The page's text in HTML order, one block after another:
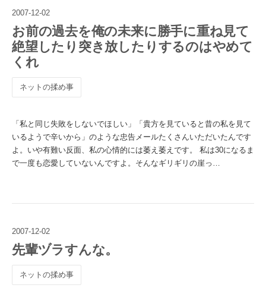
2007-12-02
お前の過去を俺の未来に勝手に重ね見て
絶望したり突き放したりするのはやめて
くれ
ネットの揉め事
「私と同じ失敗をしないでほしい」「貴方を見ていると昔の私を見て
いるようで辛いから」のような忠告メールたくさんいただいたんです
よ。いや有難い反面、私の心情的には萎え萎えです。 私は30になるま
で一度も恋愛していないんですよ。そんなギリギリの崖っ…
2007-12-02
先輩ヅラすんな。
ネットの揉め事